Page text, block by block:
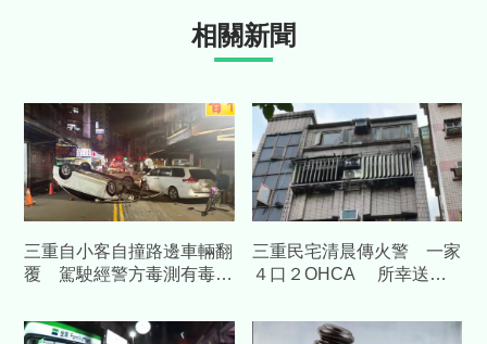
相關新聞
三重自小客自撞路邊車輛翻
覆 駕駛經警方毒測有毒品
三重民宅清晨傳火警 一家
４口２OHCA 所幸送醫